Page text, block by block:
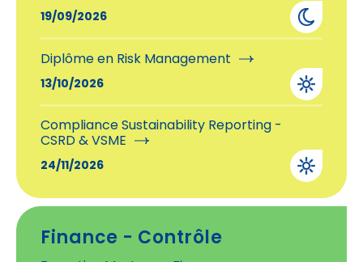
19/09/2026
Diplôme en Risk Management
13/10/2026
Compliance Sustainability Reporting -
CSRD & VSME
24/11/2026
Finance - Contrôle